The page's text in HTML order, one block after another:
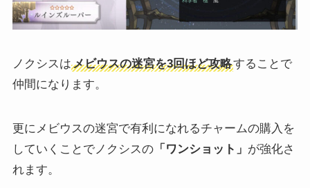
ノクシスはメビウスの迷宮を3回ほど攻略することで
仲間になります。
更にメビウスの迷宮で有利になれるチャームの購入を
していくことでノクシスの「ワンショット」 が強化さ
れます。